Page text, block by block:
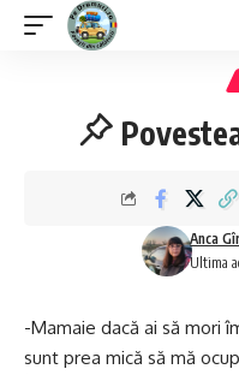
Ultima
Anca
-Mamaie dacă ai să mori
sunt prea mică să mă